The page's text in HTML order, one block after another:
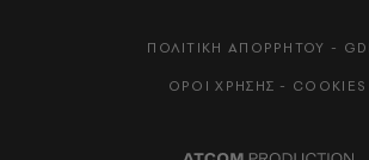
ΠΟΛΙΤΙΚΗ ΑΠΟΡΡΗΤΟΥ -
ΟΡΟΙ ΧΡΗΣΗΣ - COOKIES